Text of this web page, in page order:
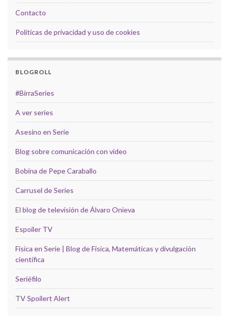
Contacto
Políticas de privacidad y uso de cookies
BLOGROLL
#BirraSeries
A ver series
Asesino en Serie
Blog sobre comunicación con video
Bobina de Pepe Caraballo
Carrusel de Series
El blog de televisión de Álvaro Onieva
Espoiler TV
Física en Serie | Blog de Física, Matemáticas y divulgación
científica
Seriéfilo
TV Spoilert Alert